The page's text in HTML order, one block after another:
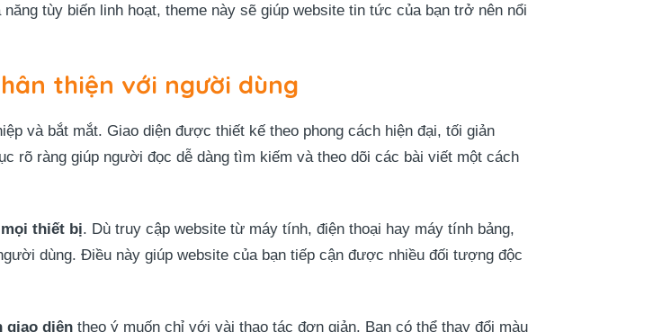
tùy biến linh hoạt, theme này sẽ giúp website tin tức của bạn trở nên nổi
thiện với người dùng
và bắt mắt. Giao diện được thiết kế theo phong cách hiện đại, tối giản
rõ ràng giúp người đọc dễ dàng tìm kiếm và theo dõi các bài viết một cách
thiết bị. Dù truy cập website từ máy tính, điện thoại hay máy tính bảng,
dùng. Điều này giúp website của bạn tiếp cận được nhiều đối tượng độc
giao diện theo ý muốn chỉ với vài thao tác đơn giản. Bạn có thể thay đổi màu